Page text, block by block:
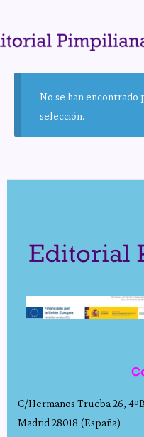
No se han encontrado
selección.
C/Hermanos Trueba 26, 4ºB
Madrid 28018 (España)